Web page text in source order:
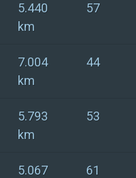
5.440
km
57
7.004
km
44
5.793
km
53
5.067
61